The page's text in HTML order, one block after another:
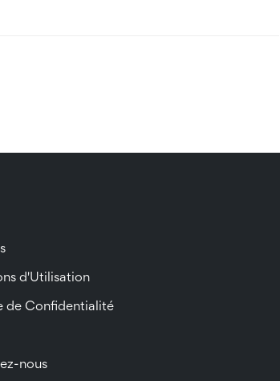
d'Utilisation
de Confidentialité
nous